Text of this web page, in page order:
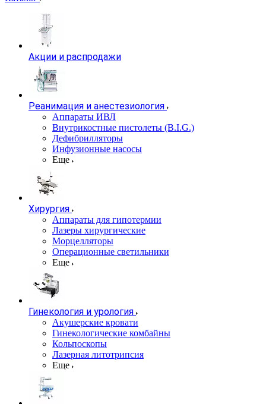
Акции и распродажи
Реанимация и анестезиология
Аппараты ИВЛ
Внутрикостные пистолеты (B.I.G.)
Дефибрилляторы
Инфузионные насосы
Еще
Хирургия
Аппараты для гипотермии
Лазеры хирургические
Морцелляторы
Операционные светильники
Еще
Гинекология и урология
Акушерские кровати
Гинекологические комбайны
Кольпоскопы
Лазерная литотрипсия
Еще